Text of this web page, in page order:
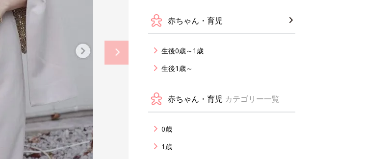
赤ちゃん・育児
生後0歳～1歳
生後1歳～
赤ちゃん・育児 カテゴリー一覧
0歳
1歳